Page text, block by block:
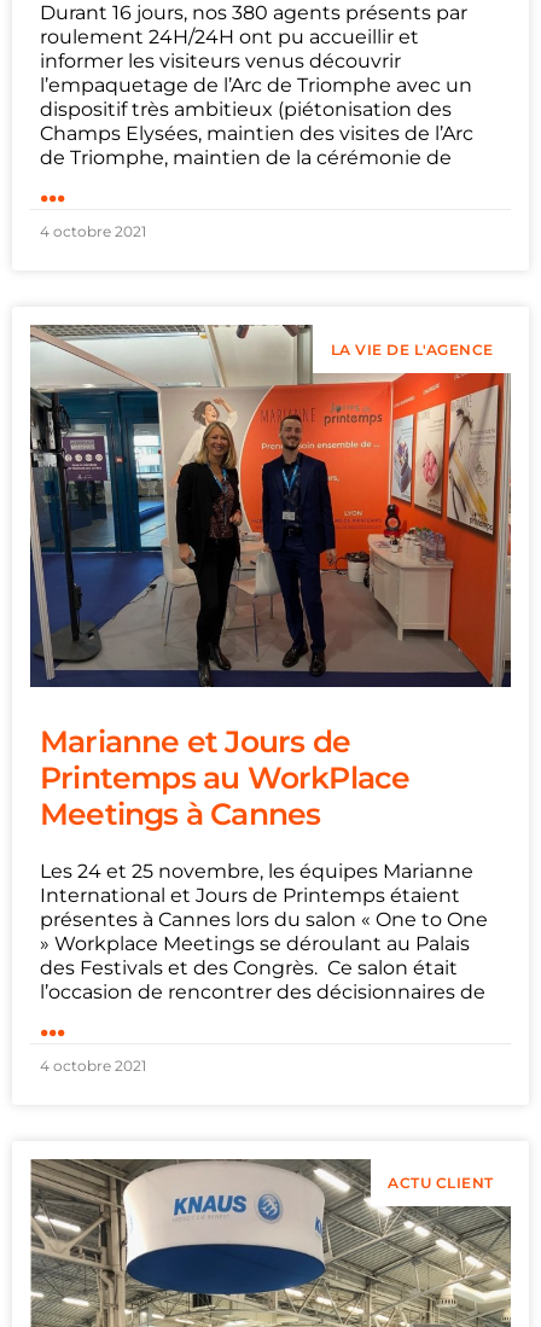
Durant 16 jours, nos 380 agents présents par
roulement 24H/24H ont pu accueillir et
informer les visiteurs venus découvrir
l’empaquetage de l’Arc de Triomphe avec un
dispositif très ambitieux (piétonisation des
Champs Elysées, maintien des visites de l’Arc
de Triomphe, maintien de la cérémonie de
...
4 octobre 2021
LA VIE DE L'AGENCE
Marianne et Jours de
Printemps au WorkPlace
Meetings à Cannes
Les 24 et 25 novembre, les équipes Marianne
International et Jours de Printemps étaient
présentes à Cannes lors du salon « One to One
» Workplace Meetings se déroulant au Palais
des Festivals et des Congrès. Ce salon était
l’occasion de rencontrer des décisionnaires de
...
4 octobre 2021
ACTU CLIENT